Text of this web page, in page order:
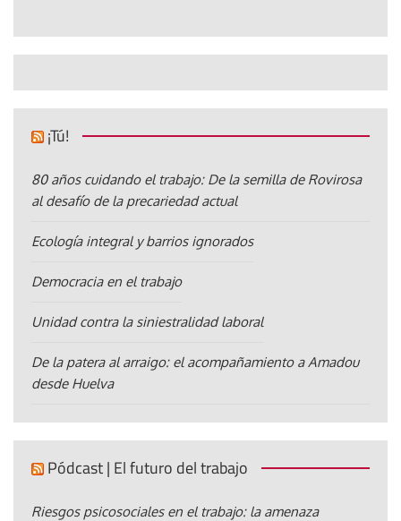
¡Tú!
80 años cuidando el trabajo: De la semilla de Rovirosa
al desafío de la precariedad actual
Ecología integral y barrios ignorados
Democracia en el trabajo
Unidad contra la siniestralidad laboral
De la patera al arraigo: el acompañamiento a Amadou
desde Huelva
Pódcast | El futuro del trabajo
Riesgos psicosociales en el trabajo: la amenaza